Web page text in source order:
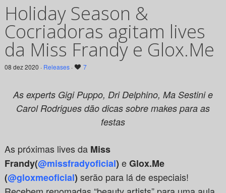
Holiday Season &
Cocriadoras agitam lives
da Miss Frandy e Glox.Me
08 dez 2020 · Releases· 7
As experts Gigi Puppo, Dri Delphino, Ma Sestini e
Carol Rodrigues dão dicas sobre makes para as
festas
As próximas lives da Miss
Frandy(@missfradyoficial) eGlox.Me
(@gloxmeoficial) serão para lá de especiais!